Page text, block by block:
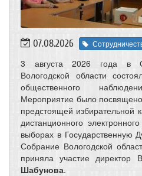
07.08.2026
3 августа 2026 года в
Вологодской области
общественного
Мероприятие было
предстоящей избирательной
дистанционного
выборах в Государственную
Собрание Вологодской
приняла участие
Шабунова.